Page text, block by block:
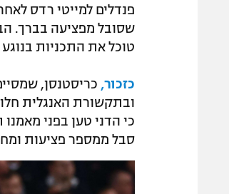
שסובל מפציעה בברך.
טוכל את התכניות
כזכור, כריסטנסן,
ובתקשורת האנגלית
כי הדני טען בפני
סבל ממספר פציעות